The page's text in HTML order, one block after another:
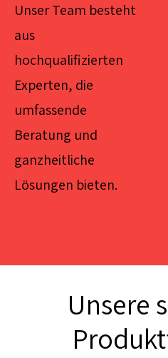
Unser Team besteht
aus
hochqualifizierten
Experten, die
umfassende
Beratung und
ganzheitliche
Lösungen bieten.
Unsere